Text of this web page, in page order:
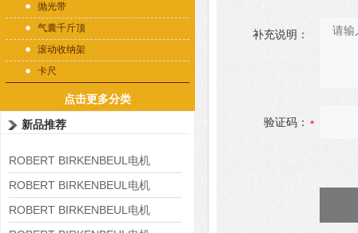
抛光带
气囊千斤顶
滚动收纳架
卡尺
点击更多分类
新品推荐
ROBERT BIRKENBEUL电机
8APE225M-4-IE3
ROBERT BIRKENBEUL电机
8APE180L-4 IE3
ROBERT BIRKENBEUL电机
补充说明：
验证码：